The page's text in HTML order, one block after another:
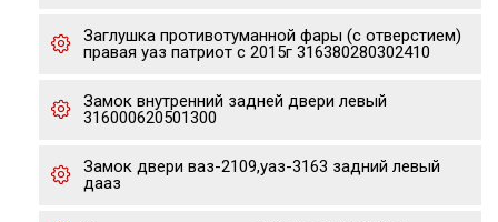
Заглушка противотуманной фары (с отверстием)
правая уаз патриот с 2015г 316380280302410
Замок внутренний задней двери левый
316000620501300
Замок двери ваз-2109,уаз-3163 задний левый
дааз